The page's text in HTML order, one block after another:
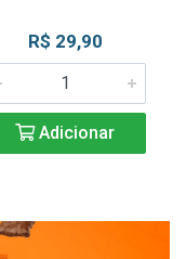
R$ 29,90
Adicionar